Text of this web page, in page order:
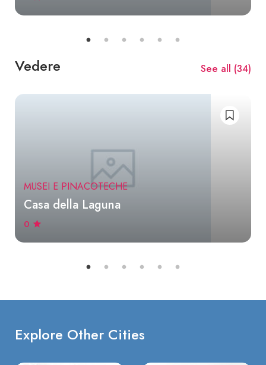
Vedere See all (34)
MUSEI E PINACOTECHE
Casa della Laguna
0
Explore Other Cities